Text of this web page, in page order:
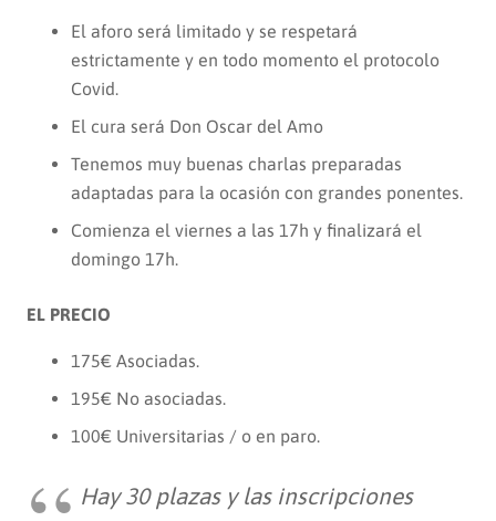
El aforo será limitado y se respetará
estrictamente y en todo momento el protocolo
Covid.
El cura será Don Oscar del Amo
Tenemos muy buenas charlas preparadas
adaptadas para la ocasión con grandes ponentes.
Comienza el viernes a las 17h y finalizará el
domingo 17h.
EL PRECIO
175€ Asociadas.
195€ No asociadas.
100€ Universitarias / o en paro.
Hay 30 plazas y las inscripciones